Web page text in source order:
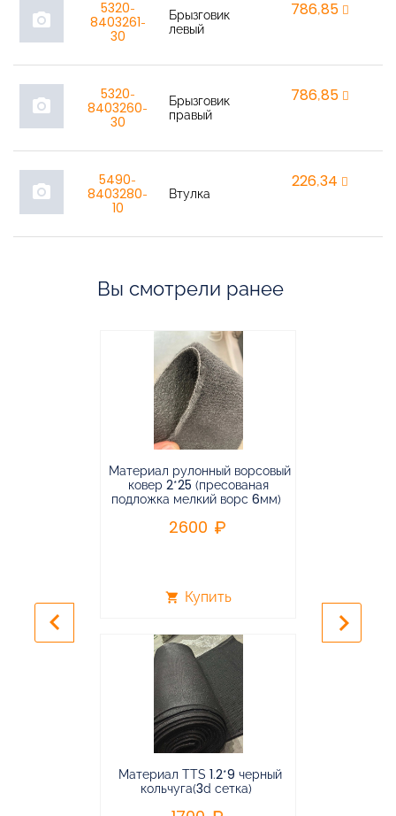
photo_camera
5320-
8403261-
30
Брызговик
левый
786,85
photo_camera
5320-
8403260-
30
Брызговик
правый
786,85
photo_camera
5490-
8403280-
10
Втулка
226,34
Вы смотрели ранее
Материал рулонный ворсовый
ковер 2*25 (пресованая
подложка мелкий ворс 6мм)
2600
shopping_cart Купить
Материал TTS 1.2*9 черный
кольчуга(3d сетка)
keyboard_arrow_left keyboard_arrow_right